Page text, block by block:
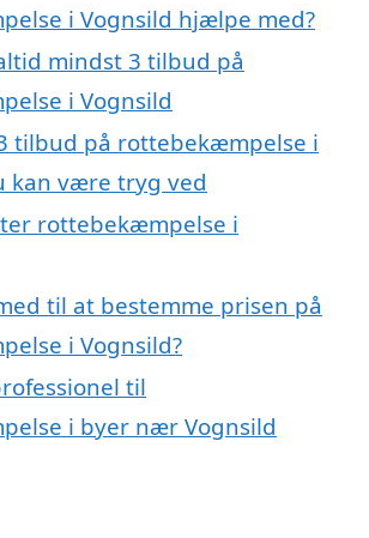
i Vognsild hjælpe med?
mindst 3 tilbud på
i Vognsild
tilbud på rottebekæmpelse i
kan være tryg ved
rottebekæmpelse i
til at bestemme prisen på
i Vognsild?
til
i byer nær Vognsild